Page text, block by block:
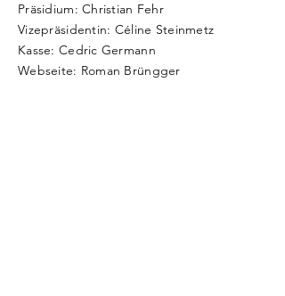
Präsidium: Christian Fehr
Vizepräsidentin: Céline Steinmetz
Kasse: Cedric Germann
Webseite: Roman Brüngger